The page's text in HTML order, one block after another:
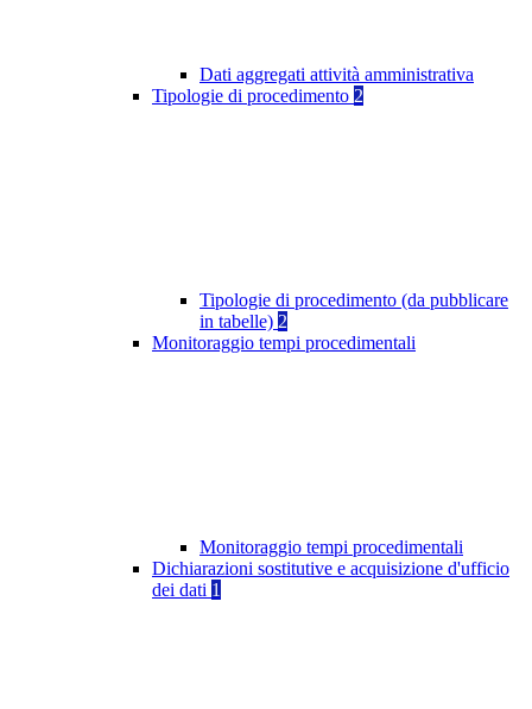
Dati aggregati attività amministrativa
Tipologie di procedimento 2
Tipologie di procedimento (da pubblicare
in tabelle) 2
Monitoraggio tempi procedimentali
Monitoraggio tempi procedimentali
Dichiarazioni sostitutive e acquisizione d'ufficio
dei dati 1